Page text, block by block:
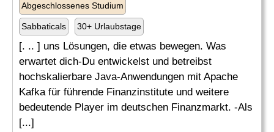
Abgeschlossenes Studium
Sabbaticals 30+ Urlaubstage
[. .. ] uns Lösungen, die etwas bewegen. Was
erwartet dich-Du entwickelst und betreibst
hochskalierbare Java-Anwendungen mit Apache
Kafka für führende Finanzinstitute und weitere
bedeutende Player im deutschen Finanzmarkt. -Als
[...]